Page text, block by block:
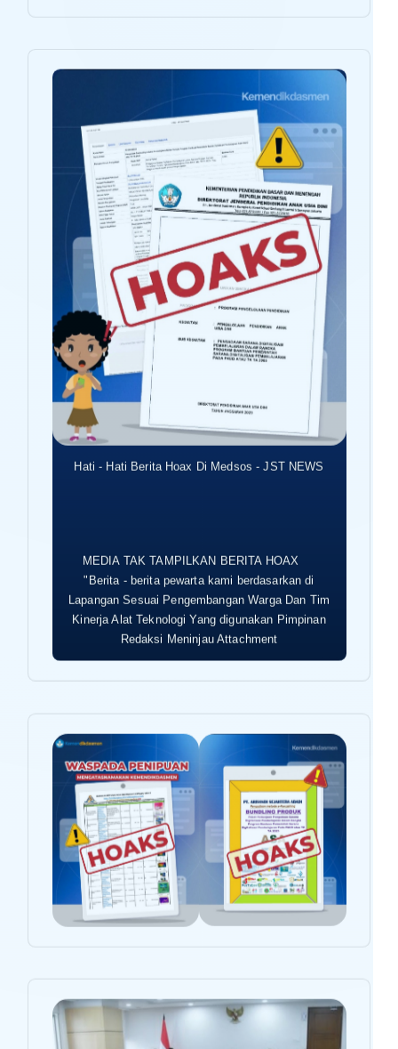
Hati - Hati Berita Hoax Di Medsos - JST NEWS
MEDIA TAK TAMPILKAN BERITA HOAX
"Berita - berita pewarta kami berdasarkan di
Lapangan Sesuai Pengembangan Warga Dan Tim
Kinerja Alat Teknologi Yang digunakan Pimpinan
Redaksi Meninjau Attachment